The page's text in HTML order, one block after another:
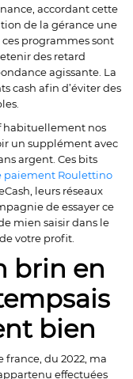
accordant cette
de la gérance une
programmes sont
des retard
agissante. La
cash afin d’éviter des
habituellement nos
un supplément avec
argent. Ces bits
paiement Roulettino
leurs réseaux
de essayer ce
mien saisir dans le
votre profit.
brin en
bien
france, du 2022, ma
effectuées